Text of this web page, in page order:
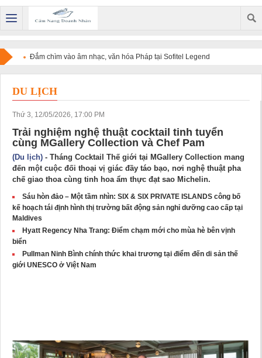
Đắm chìm vào âm nhạc, văn hóa Pháp tại Sofitel Legend
Metropole Hanoi
DU LỊCH
Thứ 3, 12/05/2026, 17:00 PM
Trải nghiệm nghệ thuật cocktail tinh tuyển
cùng MGallery Collection và Chef Pam
(Du lịch) - Tháng Cocktail Thế giới tại MGallery Collection mang
đến một cuộc đối thoại vị giác đầy táo bạo, nơi nghệ thuật pha
chế giao thoa cùng tinh hoa ẩm thực đạt sao Michelin.
Sáu hòn đảo – Một tầm nhìn: SIX & SIX PRIVATE ISLANDS công bố
kế hoạch tái định hình thị trường bất động sản nghỉ dưỡng cao cấp tại
Maldives
Hyatt Regency Nha Trang: Điểm chạm mới cho mùa hè bên vịnh
biển
Pullman Ninh Bình chính thức khai trương tại điểm đến di sản thế
giới UNESCO ở Việt Nam